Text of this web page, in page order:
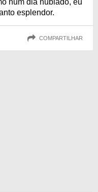
num dia nublado, eu
esplendor.
COMPARTILHAR